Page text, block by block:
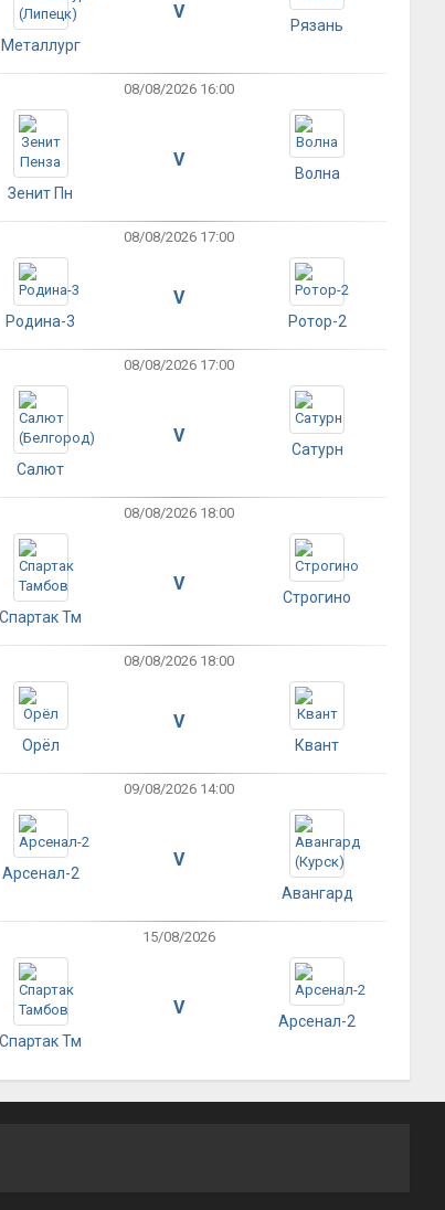
Металлург
V
Рязань
08/08/2026 16:00
Зенит Пн
V
Волна
08/08/2026 17:00
Родина-3
V
Ротор-2
08/08/2026 17:00
Салют
V
Сатурн
08/08/2026 18:00
Спартак Тм
V
Строгино
08/08/2026 18:00
Орёл
V
Квант
09/08/2026 14:00
Арсенал-2
V
Авангард
15/08/2026
Спартак Тм
V
Арсенал-2